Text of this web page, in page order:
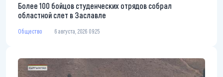
Более 100 бойцов студенческих отрядов собрал
областной слет в Заславле
Общество 6 августа, 2026 09:25